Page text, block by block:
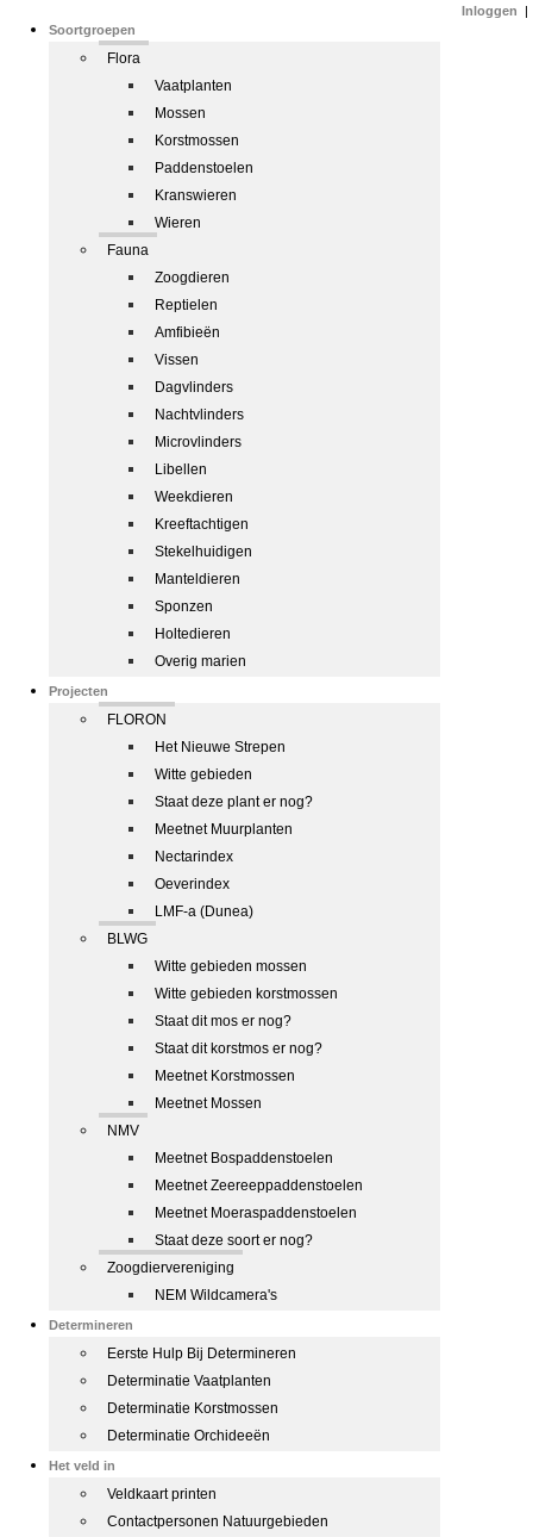
Soortgroepen
Flora
Vaatplanten
Mossen
Korstmossen
Paddenstoelen
Kranswieren
Wieren
Fauna
Zoogdieren
Reptielen
Amfibieën
Vissen
Dagvlinders
Nachtvlinders
Microvlinders
Libellen
Weekdieren
Kreeftachtigen
Stekelhuidigen
Manteldieren
Sponzen
Holtedieren
Overig marien
Projecten
FLORON
Het Nieuwe Strepen
Witte gebieden
Staat deze plant er nog?
Meetnet Muurplanten
Nectarindex
Oeverindex
LMF-a (Dunea)
BLWG
Witte gebieden mossen
Witte gebieden korstmossen
Staat dit mos er nog?
Staat dit korstmos er nog?
Meetnet Korstmossen
Meetnet Mossen
NMV
Meetnet Bospaddenstoelen
Meetnet Zeereeppaddenstoelen
Meetnet Moeraspaddenstoelen
Staat deze soort er nog?
Zoogdiervereniging
NEM Wildcamera's
Determineren
Eerste Hulp Bij Determineren
Determinatie Vaatplanten
Determinatie Korstmossen
Determinatie Orchideeën
Het veld in
Veldkaart printen
Contactpersonen Natuurgebieden
Inloggen |